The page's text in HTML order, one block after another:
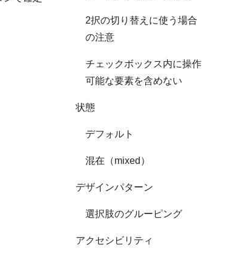
2択の切り替えに使う場合
の注意
チェックボックス内に操作
可能な要素を含めない
状態
デフォルト
混在（mixed）
デザインパターン
選択肢のグルーピング
アクセシビリティ